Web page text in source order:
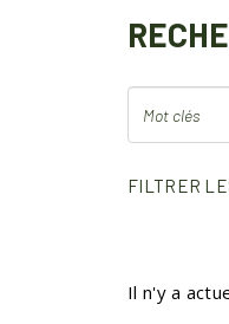
FILTRER
Il n'y a